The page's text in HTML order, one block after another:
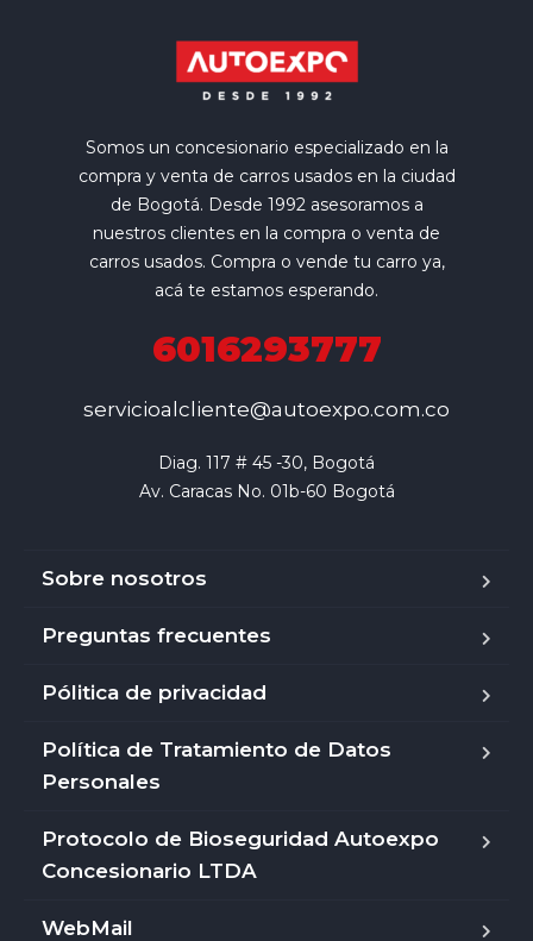
Somos un concesionario especializado en la
compra y venta de carros usados en la ciudad
de Bogotá. Desde 1992 asesoramos a
nuestros clientes en la compra o venta de
carros usados. Compra o vende tu carro ya,
acá te estamos esperando.
6016293777
servicioalcliente@autoexpo.com.co
Diag. 117 # 45 -30, Bogotá
Av. Caracas No. 01b-60 Bogotá
Sobre nosotros
Preguntas frecuentes
Pólitica de privacidad
Política de Tratamiento de Datos
Personales
Protocolo de Bioseguridad Autoexpo
Concesionario LTDA
WebMail